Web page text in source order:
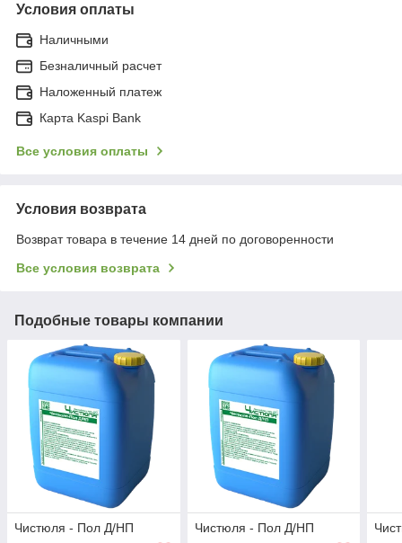
Условия оплаты
Наличными
Безналичный расчет
Наложенный платеж
Карта Kaspi Bank
Все условия оплаты
Условия возврата
Возврат товара в течение 14 дней по договоренности
Все условия возврата
Подобные товары компании
Чистюля - Пол Д/НП
Чистюля - Пол Д/НП